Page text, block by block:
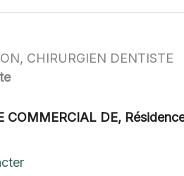
CHIRURGIEN DENTISTE
COMMERCIAL DE,